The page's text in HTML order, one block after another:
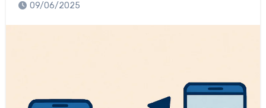
09/06/2025